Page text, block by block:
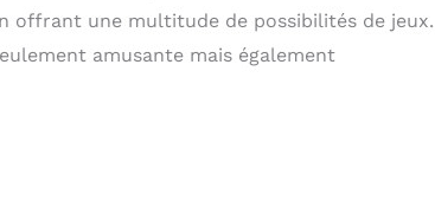
𝐞𝐬𝐭 𝐥𝐚 𝐩𝐫𝐢𝐨𝐫𝐢𝐭é 𝐚𝐛𝐬𝐨𝐥𝐮𝐞: Chez
est notre priorité. Nos jeux d'intérieur
à la main à partir de bois de pin
𝐝𝐮 𝐬𝐞𝐭: 1x arche d'escalade (couleur:
une multitude de possibilités de jeux.
amusante mais également